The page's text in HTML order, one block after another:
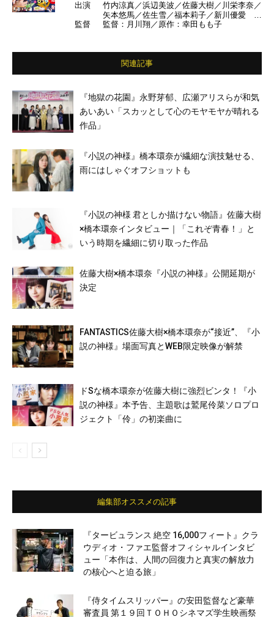
出演
竹内涼真／浜辺美波／佐藤大樹／川栄李奈／
矢本悠馬／佐生雪／福本莉子／新川優愛 ほ
か
監督 監督：月川翔／原作：幸田もも子
関連記事
『地獄の花園』永野芽郁、広瀬アリスらが和気
あいあい「スカッとして心のモヤモヤが晴れる
作品」
『小説の神様』橋本環奈が繊細な演技魅せる、
雨にはしゃぐオフショットも
『小説の神様 君としか描けない物語』佐藤大樹
×橋本環奈インタビュー｜「これぞ青春！」と
いう時期を繊細に切り取った作品
佐藤大樹×橋本環奈『小説の神様』公開延期が
決定
FANTASTICS佐藤大樹×橋本環奈が“接近”、『小
説の神様』場面写真とWEB限定映像が解禁
ドSな橋本環奈が佐藤大樹に強烈ビンタ！『小
説の神様』本予告、主題歌は鷲尾伶菜ソロプロ
ジェクト「伶」の初楽曲に
編集部オススメの記事
『タービュランス 絶空 16,000フィート』クラ
ウディオ・ファエ監督オフィシャルインタビ
ュー「本作は、人間の回復力と真実の解放力
の核心へと迫る旅」
『侍タイムスリッパー』の安田監督など豪華
審査員 第１９回ＴＯＨＯシネマズ学生映画祭